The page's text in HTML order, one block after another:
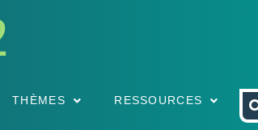
THÈMES RESSOURCES